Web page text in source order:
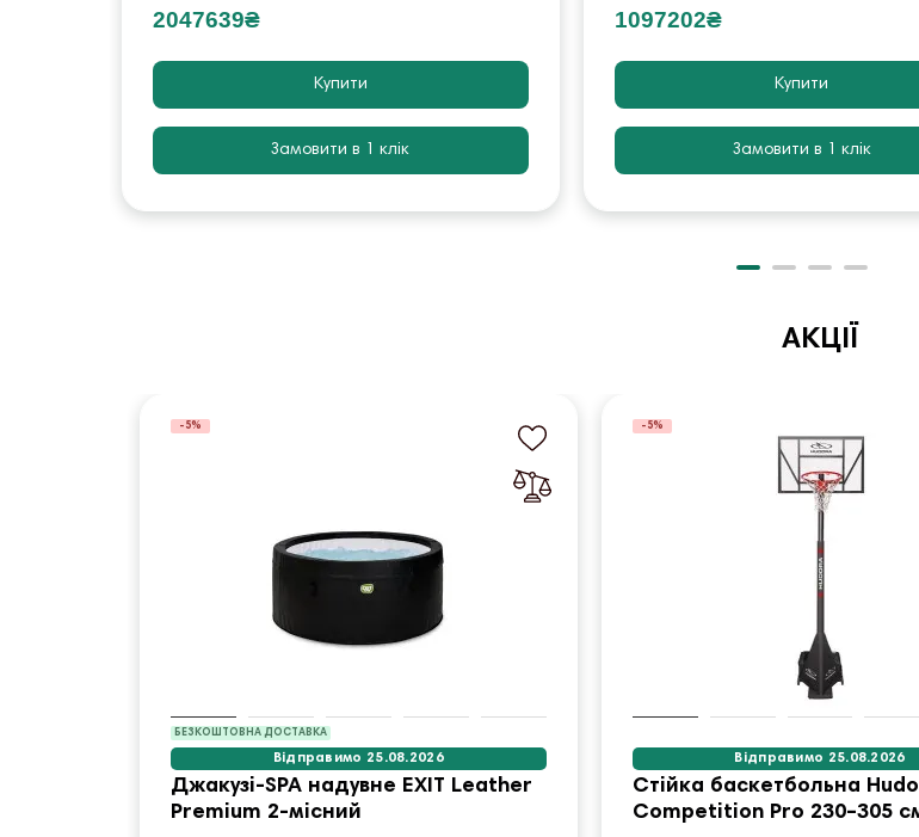
2047639₴
Купити
Замовити в 1 клік
1097202₴
Купити
Замовити в 1 клік
АКЦІЇ
БЕЗКОШТОВНА ДОСТАВКА
-5%
Відправимо 25.08.2026
Джакузі-SPA надувне EXIT Leather
Premium 2-місний
-5%
Відправимо 25.08.2026
Стійка баскетбольна
Competition Pro 230–305